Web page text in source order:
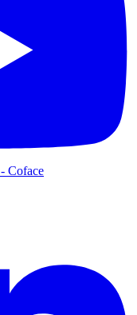
- Coface